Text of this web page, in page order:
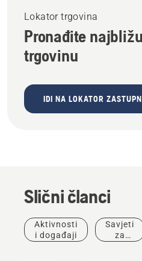
Lokator trgovina
Pronađite
trgovinu
IDI NA LOKATOR
Slični članci
Aktivnosti
i događaji
Savjeti
za